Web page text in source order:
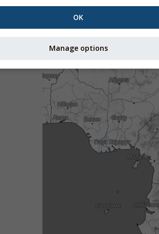
OK
Manage options